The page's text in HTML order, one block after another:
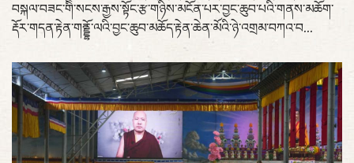
བསྐལ་བཟང་གིི་སངས་རྒྱས་སྟོང་རྩ་གཉིས་མངོན་པར་བྱང་ཆུབ་པའི་གནས་མཆོག་
རྡོར་གདན་རྟེན་གནྡྷོ་ལའི་བྱང་ཆུབ་མཆོད་རྟེན་ཆེན་མོའི་ཉེ་འགྲམ་བཀའ་བ...